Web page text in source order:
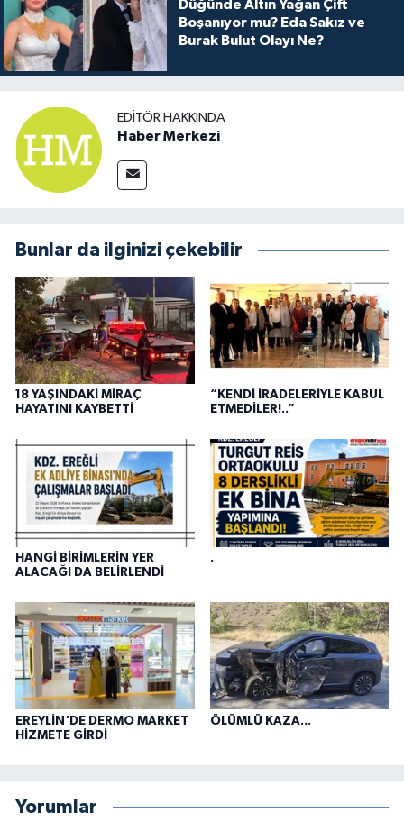
Düğünde Altın Yağan Çift
Boşanıyor mu? Eda Sakız ve
Burak Bulut Olayı Ne?
EDITÖR HAKKINDA
Haber Merkezi
Bunlar da ilginizi çekebilir
18 YAŞINDAKİ MİRAÇ
HAYATINI KAYBETTİ
“KENDİ İRADELERİYLE KABUL
ETMEDİLER!..”
HANGİ BİRİMLERİN YER
ALACAĞI DA BELİRLENDİ
.
EREYLİN'DE DERMO MARKET
HİZMETE GİRDİ
ÖLÜMLÜ KAZA...
Yorumlar